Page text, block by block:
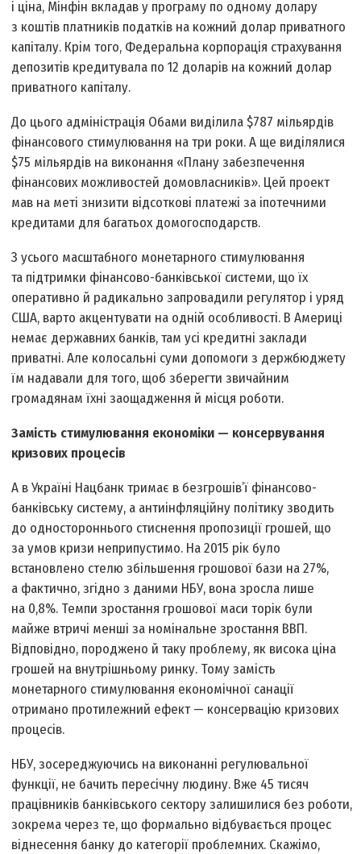
і ціна, Мінфін вкладав у програму по одному долару
з коштів платників податків на кожний долар приватного
капіталу. Крім того, Федеральна корпорація страхування
депозитів кредитувала по 12 доларів на кожний долар
приватного капіталу.
До цього адміністрація Обами виділила $787 мільярдів
фінансового стимулювання на три роки. А ще виділялися
$75 мільярдів на виконання «Плану забезпечення
фінансових можливостей домовласників». Цей проект
мав на меті знизити відсоткові платежі за іпотечними
кредитами для багатьох домогосподарств.
З усього масштабного монетарного стимулювання
та підтримки фінансово-банківської системи, що їх
оперативно й радикально запровадили регулятор і уряд
США, варто акцентувати на одній особливості. В Америці
немає державних банків, там усі кредитні заклади
приватні. Але колосальні суми допомоги з держбюджету
їм надавали для того, щоб зберегти звичайним
громадянам їхні заощадження й місця роботи.
Замість стимулювання економіки — консервування
кризових процесів
А в Україні Нацбанк тримає в безгрошів’ї фінансово-
банківську систему, а антиінфляційну політику зводить
до одностороннього стиснення пропозиції грошей, що
за умов кризи неприпустимо. На 2015 рік було
встановлено стелю збільшення грошової бази на 27%,
а фактично, згідно з даними НБУ, вона зросла лише
на 0,8%. Темпи зростання грошової маси торік були
майже втричі менші за номінальне зростання ВВП.
Відповідно, породжено й таку проблему, як висока ціна
грошей на внутрішньому ринку. Тому замість
монетарного стимулювання економічної санації
отримано протилежний ефект — консервацію кризових
процесів.
НБУ, зосереджуючись на виконанні регулювальної
функції, не бачить пересічну людину. Вже 45 тисяч
працівників банківського сектору залишилися без роботи,
зокрема через те, що формально відбувається процес
віднесення банку до категорії проблемних. Скажімо,